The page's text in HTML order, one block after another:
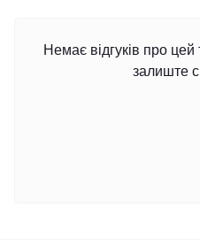
Немає відгуків про
залиште